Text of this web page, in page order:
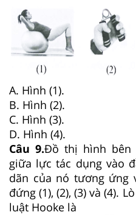
A. Hình (1).
B. Hình (2).
C. Hình (3).
D. Hình (4).
Câu 9.Đồ thị hình bên
giữa lực tác dụng vào
dãn của nó tương ứng
đứng (1), (2), (3) và (4).
luật Hooke là